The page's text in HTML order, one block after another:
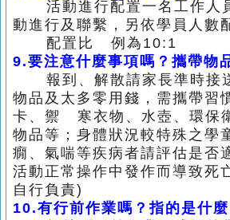
活動進行配置一名工作人
動進行及聯繫， 另依學員人數
配置比 例為10:1
9.要注意什麼事項嗎？攜帶物
報到、解散請家長準時接
物品及太多零用錢，需攜帶習
卡、 禦 寒衣物、 水壺、環保
物品等；身體狀況較特殊之學
癇、氣喘等疾病者請評估是否
活動正常操作中發作而導致死
自行負 責)
10.有行前作業嗎？指的是什麼